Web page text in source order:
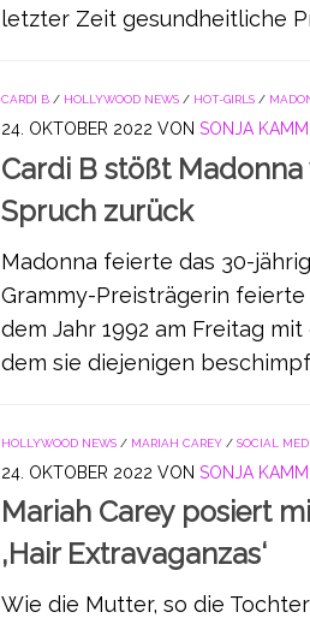
letzter Zeit gesundheitliche
CARDI B / HOLLYWOOD NEWS / HOT-GIRLS /
24. OKTOBER 2022 VON SONJA
Cardi B stößt Madonna
Spruch zurück
Madonna feierte das 30-
Grammy-Preisträgerin
dem Jahr 1992 am Freitag
dem sie diejenigen
HOLLYWOOD NEWS / MARIAH CAREY / SOCIAL
24. OKTOBER 2022 VON SONJA
Mariah Carey posiert
‚Hair Extravaganzas‘
Wie die Mutter, so die